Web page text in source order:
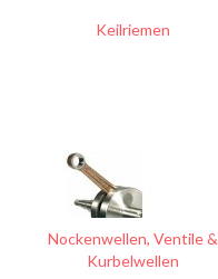
Keilriemen
Nockenwellen, Ventile &
Kurbelwellen